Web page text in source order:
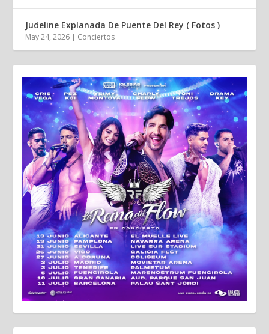
Judeline Explanada De Puente Del Rey ( Fotos )
May 24, 2026 | Conciertos